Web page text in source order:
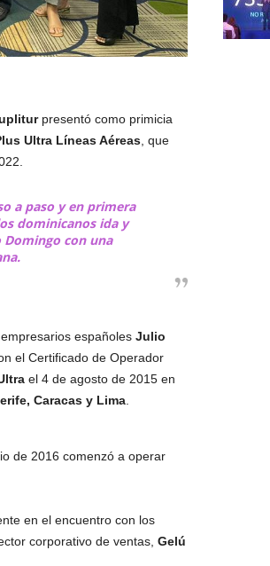
presentó como primicia
Ultra Líneas Aéreas, que
a paso y en primera
dominicanos ida y
Domingo con una
españoles Julio
el Certificado de Operador
el 4 de agosto de 2015 en
Caracas y Lima.
de 2016 comenzó a operar
en el encuentro con los
corporativo de ventas, Gelú